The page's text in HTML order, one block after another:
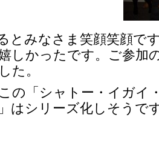
とみなさま笑顔笑顔で
しかったです。 ご参加
た。
の「シャトー・イガイ
はシリーズ化しそうで